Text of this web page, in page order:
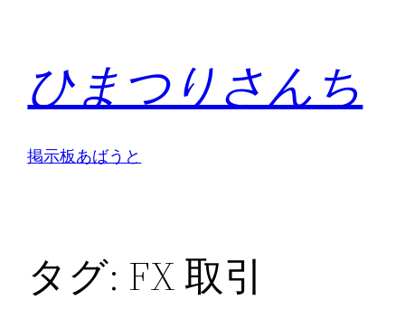
ひまつりさんち
掲示板あばうと
タグ: FX 取引